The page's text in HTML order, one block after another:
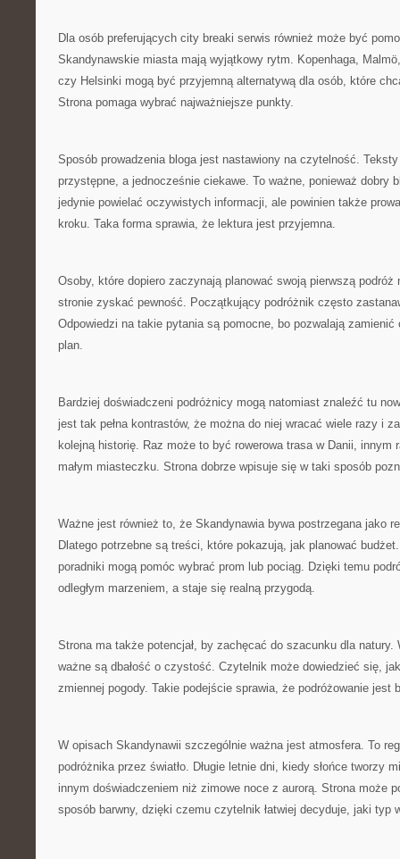
Dla osób preferujących city breaki serwis również może być
Skandynawskie miasta mają wyjątkowy rytm. Kopenhaga,
czy Helsinki mogą być przyjemną alternatywą dla osób, które
Strona pomaga wybrać najważniejsze punkty.
Sposób prowadzenia bloga jest nastawiony na czytelność.
przystępne, a jednocześnie ciekawe. To ważne, ponieważ dobry
jedynie powielać oczywistych informacji, ale powinien także
kroku. Taka forma sprawia, że lektura jest przyjemna.
Osoby, które dopiero zaczynają planować swoją pierwszą podróż
stronie zyskać pewność. Początkujący podróżnik często
Odpowiedzi na takie pytania są pomocne, bo pozwalają zamienić
plan.
Bardziej doświadczeni podróżnicy mogą natomiast znaleźć tu
jest tak pełna kontrastów, że można do niej wracać wiele razy i
kolejną historię. Raz może to być rowerowa trasa w Danii, innym
małym miasteczku. Strona dobrze wpisuje się w taki sposób
Ważne jest również to, że Skandynawia bywa postrzegana jako
Dlatego potrzebne są treści, które pokazują, jak planować
poradniki mogą pomóc wybrać prom lub pociąg. Dzięki temu
odległym marzeniem, a staje się realną przygodą.
Strona ma także potencjał, by zachęcać do szacunku dla
ważne są dbałość o czystość. Czytelnik może dowiedzieć się,
zmiennej pogody. Takie podejście sprawia, że podróżowanie jest
W opisach Skandynawii szczególnie ważna jest atmosfera. To
podróżnika przez światło. Długie letnie dni, kiedy słońce tworzy
innym doświadczeniem niż zimowe noce z aurorą. Strona może
sposób barwny, dzięki czemu czytelnik łatwiej decyduje, jaki typ